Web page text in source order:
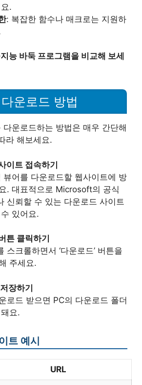
.
: 복잡한 함수나 매크로는 지원하
능 바둑 프로그램을 비교해 보세
운로드 방법
다운로드하는 방법은 매우 간단해
라 해보세요.
이트 접속하기
뷰어를 다운로드할 웹사이트에 방
. 대표적으로 Microsoft의 공식
신뢰할 수 있는 다운로드 사이트
있어요.
튼 클릭하기
스크롤하면서 ‘다운로드’ 버튼을
주세요.
장하기
로드 받으면 PC의 다운로드 폴더
요.
트 예시
URL